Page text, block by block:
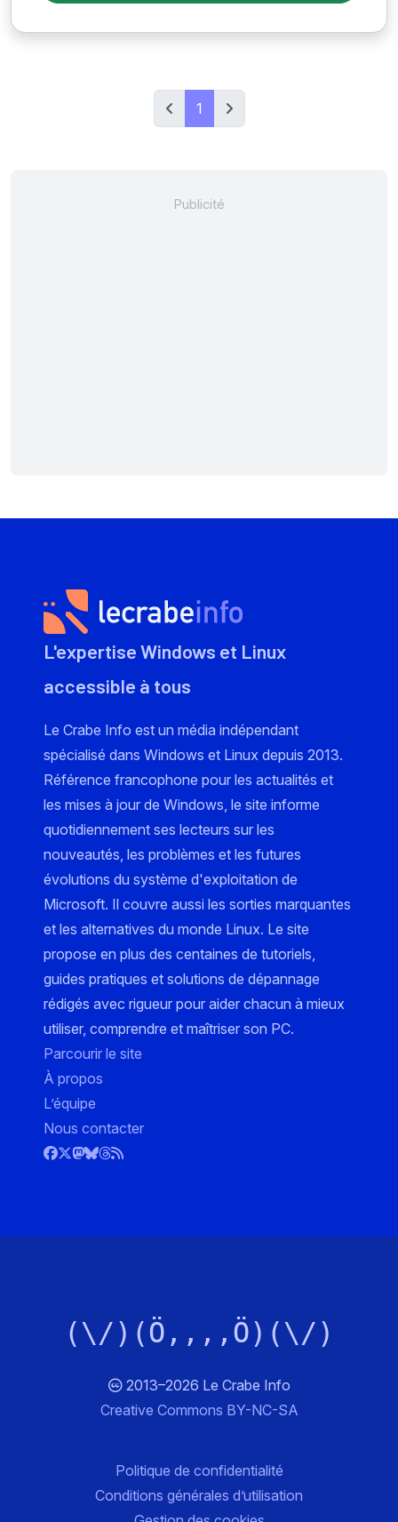
1
L'expertise Windows et Linux
accessible à tous
Le Crabe Info est un média indépendant
spécialisé dans Windows et Linux depuis 2013.
Référence francophone pour les actualités et
les mises à jour de Windows, le site informe
quotidiennement ses lecteurs sur les
nouveautés, les problèmes et les futures
évolutions du système d'exploitation de
Microsoft. Il couvre aussi les sorties marquantes
et les alternatives du monde Linux. Le site
propose en plus des centaines de tutoriels,
guides pratiques et solutions de dépannage
rédigés avec rigueur pour aider chacun à mieux
utiliser, comprendre et maîtriser son PC.
Parcourir le site
À propos
L’équipe
Nous contacter
(\/)(Ö,,,,Ö)(\/)
2013–2026 Le Crabe Info
Creative Commons BY-NC-SA
Politique de confidentialité
Conditions générales d’utilisation